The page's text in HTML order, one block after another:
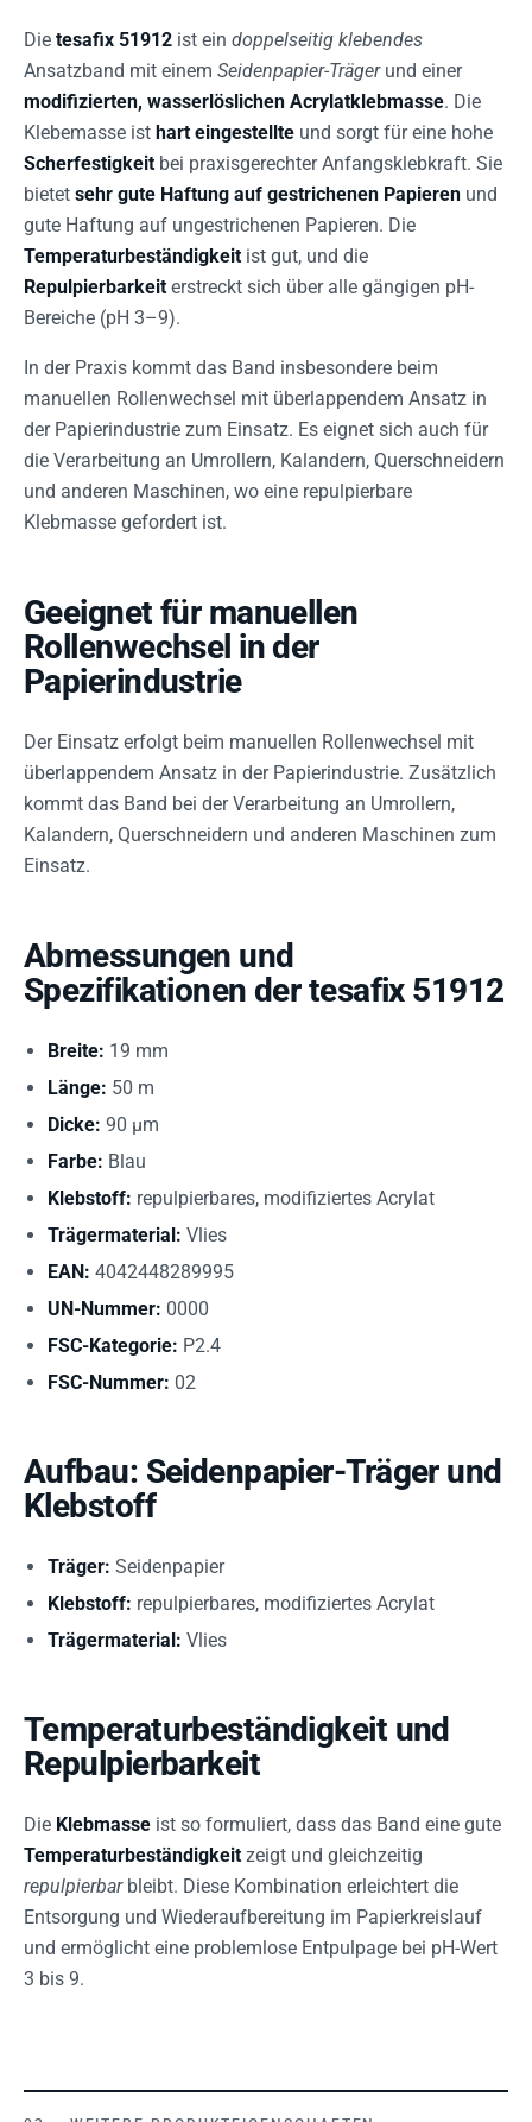
Die tesafix 51912 ist ein doppelseitig klebendes
Ansatzband mit einem Seidenpapier-Trägerund einer
modifizierten, wasserlöslichen Acrylatklebmasse. Die
Klebemasse ist hart eingestellte und sorgt für eine hohe
Scherfestigkeit bei praxisgerechter Anfangsklebkraft. Sie
bietet sehr gute Haftung auf gestrichenen Papieren und
gute Haftung auf ungestrichenen Papieren. Die
Temperaturbeständigkeit ist gut, und die
Repulpierbarkeit erstreckt sich über alle gängigen pH-
Bereiche (pH 3–9).
In der Praxis kommt das Band insbesondere beim
manuellen Rollenwechsel mit überlappendem Ansatz in
der Papierindustrie zum Einsatz. Es eignet sich auch für
die Verarbeitung an Umrollern, Kalandern, Querschneidern
und anderen Maschinen, wo eine repulpierbare
Klebmasse gefordert ist.
Geeignet für manuellen
Rollenwechsel in der
Papierindustrie
Der Einsatz erfolgt beim manuellen Rollenwechsel mit
überlappendem Ansatz in der Papierindustrie. Zusätzlich
kommt das Band bei der Verarbeitung an Umrollern,
Kalandern, Querschneidern und anderen Maschinen zum
Einsatz.
Abmessungen und
Spezifikationen der tesafix 51912
Breite: 19 mm
Länge: 50 m
Dicke: 90 µm
Farbe: Blau
Klebstoff: repulpierbares, modifiziertes Acrylat
Trägermaterial: Vlies
EAN: 4042448289995
UN-Nummer: 0000
FSC-Kategorie: P2.4
FSC-Nummer: 02
Aufbau: Seidenpapier-Träger und
Klebstoff
Träger: Seidenpapier
Klebstoff: repulpierbares, modifiziertes Acrylat
Trägermaterial: Vlies
Temperaturbeständigkeit und
Repulpierbarkeit
Die Klebmasse ist so formuliert, dass das Band eine gute
Temperaturbeständigkeit zeigt und gleichzeitig
repulpierbarbleibt. Diese Kombination erleichtert die
Entsorgung und Wiederaufbereitung im Papierkreislauf
und ermöglicht eine problemlose Entpulpage bei pH-Wert
3 bis 9.